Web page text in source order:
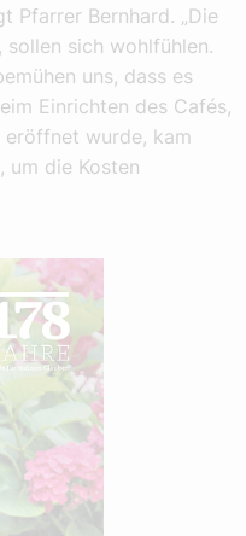
Pfarrer Bernhard. „Die
sollen sich wohlfühlen.
uns, dass es
Einrichten des Cafés,
eröffnet wurde, kam
um die Kosten